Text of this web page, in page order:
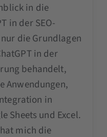
in die
in der SEO-
die Grundlagen
in der
behandelt,
Anwendungen,
in
Sheets und Excel.
mich die